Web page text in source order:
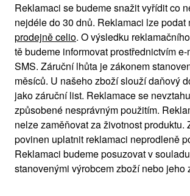
Reklamaci se budeme snažit vyřídit co
nejdéle do 30 dnů. Reklamaci lze podat
prodejně celio. O výsledku
tě budeme informovat prostřednictvím
SMS. Záruční lhůta je zákonem
měsíců. U našeho zboží slouží daňový
jako záruční list. Reklamace se
způsobené nesprávným použitím.
nelze zaměňovat za životnost produktu.
povinen uplatnit reklamaci neprodleně
Reklamaci budeme posuzovat v
stanovenými výrobcem zboží nebo jeho